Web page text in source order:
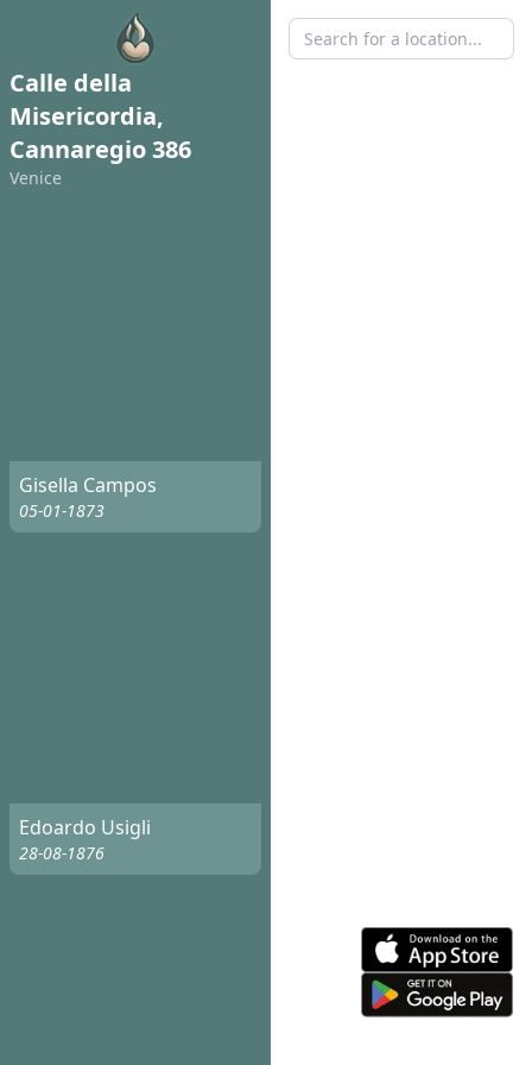
Calle della
Misericordia,
Cannaregio 386
Venice
Gisella Campos
05-01-1873
Edoardo Usigli
28-08-1876